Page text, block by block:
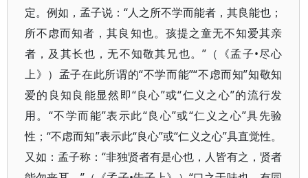
定。例如，孟子说：“人之所不学而能者，其良能也；
所不虑而知者，其良知也。孩提之童无不知爱其亲
者，及其长也，无不知敬其兄也。”（《孟子•尽心
上》）孟子在此所谓的“不学而能”“不虑而知”知敬知
爱的良知良能显然即“良心”或“仁义之心”的流行发
用。“不学而能”表示此“良心”或“仁义之心”具先验
性；“不虑而知”表示此“良心”或“仁义之心”具直觉性。
又如：孟子称：“非独贤者有是心也，人皆有之，贤者